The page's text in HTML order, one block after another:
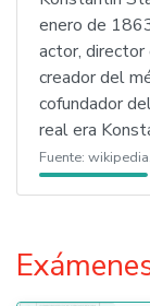
enero de
actor,
creador del
cofundador
real era
Fuente: